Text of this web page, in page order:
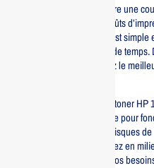
Cette cartouche de toner offre une
permettant de réduire les coûts
constante. Son installation est
vos impressions en un rien de
garantit que vous obtiendrez le
En choisissant la cartouche toner
performance. Elle est conçue pour
imprimante, minimisant les risques
d’impression. Que vous soyez en
cartouche répondra à tous vos